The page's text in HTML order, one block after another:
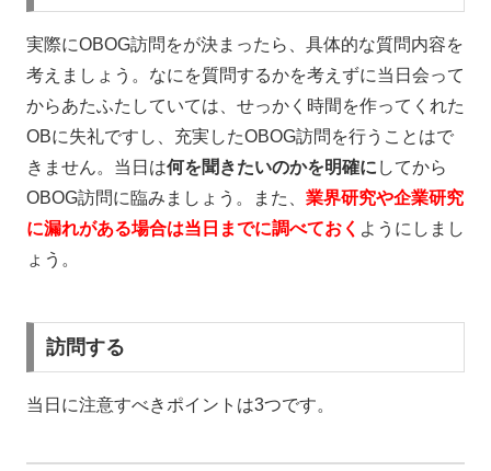
実際にOBOG訪問をが決まったら、具体的な質問内容を
考えましょう。なにを質問するかを考えずに当日会って
からあたふたしていては、せっかく時間を作ってくれた
OBに失礼ですし、充実したOBOG訪問を行うことはで
きません。当日は何を聞きたいのかを明確に してから
OBOG訪問に臨みましょう。また、 業界研究や企業研究
に漏れがある場合は当日までに調べておく ようにしまし
ょう。
訪問する
当日に注意すべきポイントは3つです。